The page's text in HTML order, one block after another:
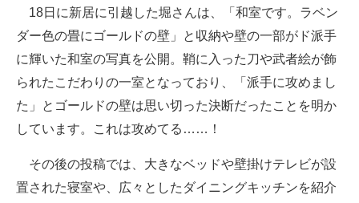
電子設計の基本と応用
エネルギーの専門メディア
建設×テクノロジーの最前線
ちょっと気になるネットの話題
18日に新居に引越した堀さんは、「和室です。ラベン
ダー色の畳にゴールドの壁」と収納や壁の一部がド派手
に輝いた和室の写真を公開。鞘に入った刀や武者絵が飾
られたこだわりの一室となっており、「派手に攻めまし
た」とゴールドの壁は思い切った決断だったことを明か
しています。これは攻めてる……！
その後の投稿では、大きなベッドや壁掛けテレビが設
置された寝室や、広々としたダイニングキッチンを紹介